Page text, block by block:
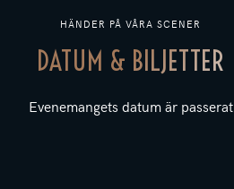
HÄNDER PÅ VÅRA SCENER
DATUM & BILJETTER
Evenemangets datum är passerat